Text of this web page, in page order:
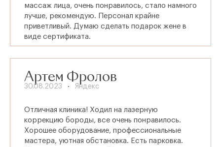
массаж лица, очень понравилось, стало намного
лучше, рекомендую. Персонал крайне
приветливый. Думаю сделать подарок жене в
виде сертификата.
Артем Фролов
30.08.2023 Яндекс
Отличная клиника! Ходил на лазерную
коррекцию бороды, все очень понравилось.
Хорошее оборудование, профессиональные
мастера, уютная обстановка. Есть парковка.